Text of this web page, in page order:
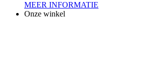
MEER INFORMATIE
Onze winkel